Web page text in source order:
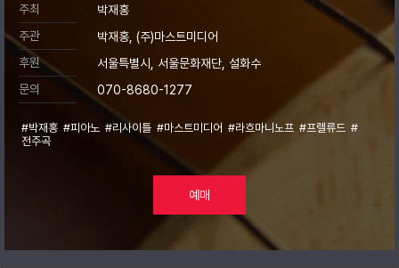
주최
박재홍
주관
박재홍, (주)마스트미디어
후원
서울특별시, 서울문화재단, 설화수
문의
070-8680-1277
#박재홍 #피아노 #리사이틀 #마스트미디어 #라흐마니노프 #프렐류드 #
전주곡
예매